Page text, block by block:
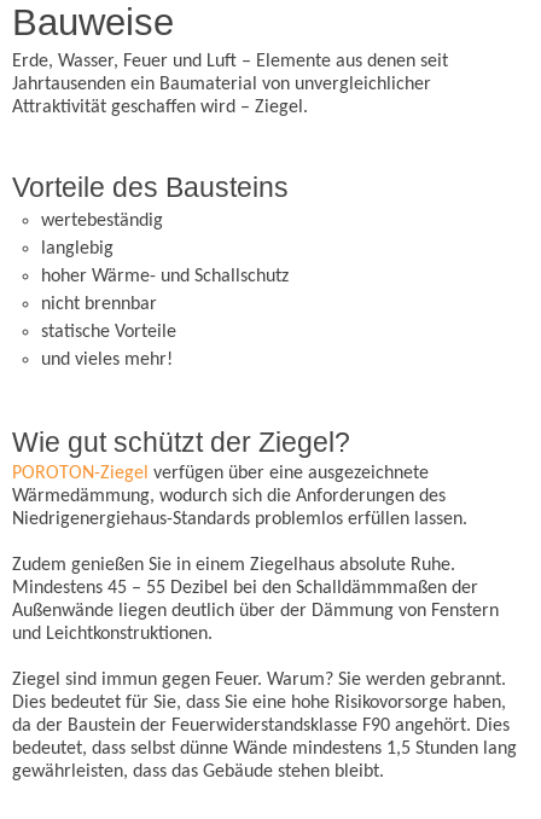
Bauweise
Erde, Wasser, Feuer und Luft – Elemente aus denen seit
Jahrtausenden ein Baumaterial von unvergleichlicher
Attraktivität geschaffen wird – Ziegel.
Vorteile des Bausteins
wertebeständig
langlebig
hoher Wärme- und Schallschutz
nicht brennbar
statische Vorteile
und vieles mehr!
Wie gut schützt der Ziegel?
POROTON-Ziegel verfügen über eine ausgezeichnete
Wärmedämmung, wodurch sich die Anforderungen des
Niedrigenergiehaus-Standards problemlos erfüllen lassen.
Zudem genießen Sie in einem Ziegelhaus absolute Ruhe.
Mindestens 45 – 55 Dezibel bei den Schalldämmmaßen der
Außenwände liegen deutlich über der Dämmung von Fenstern
und Leichtkonstruktionen.
Ziegel sind immun gegen Feuer. Warum? Sie werden gebrannt.
Dies bedeutet für Sie, dass Sie eine hohe Risikovorsorge haben,
da der Baustein der Feuerwiderstandsklasse F90 angehört. Dies
bedeutet, dass selbst dünne Wände mindestens 1,5 Stunden lang
gewährleisten, dass das Gebäude stehen bleibt.